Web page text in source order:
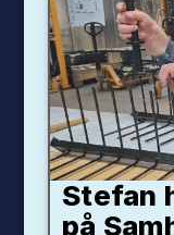
Stefan
på